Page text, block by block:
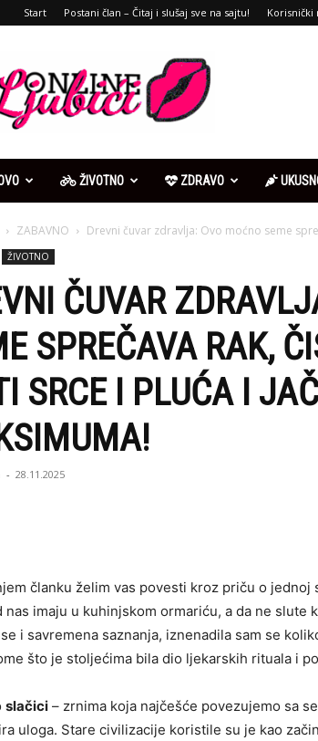
Start Postani član – Čitaj i slušaj sve na sajtu! Korisnički
ŽIVOTNO ZDRAVO
ZABAVNO Drevni čuvar zdravlja: Ovo moćno seme
ŽIVOTNO
ČUVAR
SPREČAVA RAK,
SRCE I PLUĆA I
- 28.11.2025
članku želim vas povesti kroz priču o
nas imaju u kuhinjskom ormariću, a da ne
i savremena saznanja, iznenadila sam se
što je stoljećima bila dio ljekarskih rituala i
slačici – zrnima koja najčešće povezujemo sa
uloga. Stare civilizacije koristile su je kao